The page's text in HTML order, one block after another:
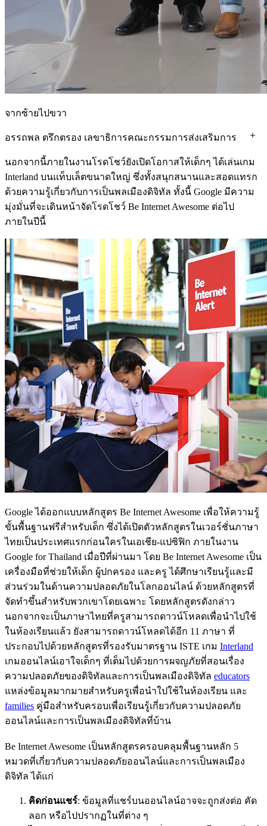
จากซ้ายไปขวา
อรรถพล ตรึกตรอง เลขาธิการคณะกรรมการส่งเสริมการ
ศึกษาเอกชน ผู้แทนปลัดกระทรวงศึกษาธิการ ไมค์ จิตติ
วาณิชย์ หัวหน้าฝ่ายการตลาด Google ประเทศไทย ณัฏฐพล
ทีปสุวรรณ รัฐมนตรีว่าการกระทรวงศึกษาธิการ แจ็คกี้
หวาง Country Manager, Google ประเทศไทย พลเอก เอกชัย
ศรีวิลาศ ประธานมูลนิธิครูดีของแผ่นดิน เรืออากาศเอก
นายแพทย์อัจฉริยะ แพงมา เลขาธิการสถาบันการแพทย์
ฉุกเฉินแห่งชาติ กรรมการมูลนิธิครูดีของแผ่นดิน ว่าที่ ร.ต
ธนุ วงษ์จินดา ผู้ช่วยเลขาธิการสำนักงานคณะกรรมการ
ศึกษาขั้นพื้นฐาน
นอกจากนี้ภายในงานโรดโชว์ยังเปิดโอกาสให้เด็กๆ ได้เล่นเกม
Interland บนแท็บเล็ตขนาดใหญ่ ซึ่งทั้งสนุกสนานและสอดแทรก
ด้วยความรู้เกี่ยวกับการเป็นพลเมืองดิจิทัล ทั้งนี้ Google มีความ
มุ่งมั่นที่จะเดินหน้าจัดโรดโชว์ Be Internet Awesome ต่อไป
ภายในปีนี้
Google ได้ออกแบบหลักสูตร Be Internet Awesome เพื่อให้ความรู้
ขั้นพื้นฐานฟรีสำหรับเด็ก ซึ่งได้เปิดตัวหลักสูตรในเวอร์ชั่นภาษา
ไทยเป็นประเทศแรกก่อนใครในเอเชีย-แปซิฟิก ภายในงาน
Google for Thailand เมื่อปีที่ผ่านมา โดย Be Internet Awesome เป็น
เครื่องมือที่ช่วยให้เด็ก ผู้ปกครอง และครู ได้ศึกษาเรียนรู้และมี
ส่วนร่วมในด้านความปลอดภัยในโลกออนไลน์ ด้วยหลักสูตรที่
จัดทำขึ้นสำหรับพวกเขาโดยเฉพาะ โดยหลักสูตรดังกล่าว
นอกจากจะเป็นภาษาไทยที่ครูสามารถดาวน์โหลดเพื่อนำไปใช้
ในห้องเรียนแล้ว ยังสามารถดาวน์โหลดได้อีก 11 ภาษา ที่
ประกอบไปด้วยหลักสูตรที่รองรับมาตรฐาน ISTE เกม Interland
เกมออนไลน์เอาใจเด็กๆ ที่เต็มไปด้วยการผจญภัยที่สอนเรื่อง
ความปลอดภัยของดิจิทัลและการเป็นพลเมืองดิจิทัล educators
แหล่งข้อมูลมากมายสำหรับครูเพื่อนำใปใช้ในห้องเรียน และ
families คู่มือสำหรับครอบเพื่อเรียนรู้เกี่ยวกับความปลอดภัย
ออนไลน์และการเป็นพลเมืองดิจิทัลที่บ้าน
Be Internet Awesome เป็นหลักสูตรครอบคลุมพื้นฐานหลัก 5
หมวดที่เกี่ยวกับความปลอดภัยออนไลน์และการเป็นพลเมือง
ดิจิทัล ได้แก่
คิดก่อนแชร์: ข้อมูลที่แชร์บนออนไลน์อาจจะถูกส่งต่อ คัด
ลอก หรือไปปรากฏในที่ต่าง ๆ